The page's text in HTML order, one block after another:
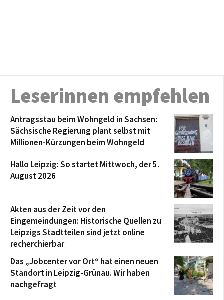
Leserinnen empfehlen
Antragsstau beim Wohngeld in Sachsen:
Sächsische Regierung plant selbst mit
Millionen-Kürzungen beim Wohngeld
Hallo Leipzig: So startet Mittwoch, der 5.
August 2026
Akten aus der Zeit vor den
Eingemeindungen: Historische Quellen zu
Leipzigs Stadtteilen sind jetzt online
recherchierbar
Das „Jobcenter vor Ort“ hat einen neuen
Standort in Leipzig-Grünau. Wir haben
nachgefragt